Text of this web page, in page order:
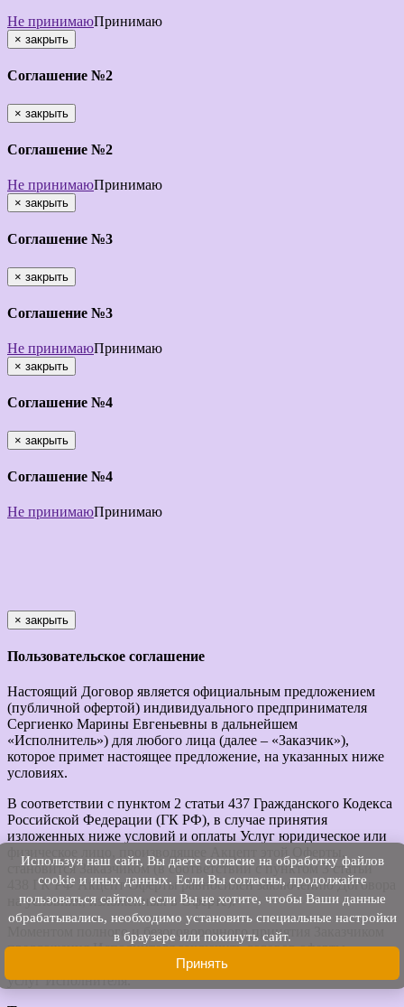
Используя наш cайт, Вы даете согласие на обработку файлов
cookie и иных данных. Если Вы согласны, продолжайте
пользоваться сайтом, если Вы не хотите, чтобы Ваши данные
обрабатывались, необходимо установить специальные настройки
в браузере или покинуть сайт.
Принять
Не принимаюПринимаю
× закрыть
Соглашение №2
× закрыть
Соглашение №2
Не принимаюПринимаю
× закрыть
Соглашение №3
× закрыть
Соглашение №3
Не принимаюПринимаю
× закрыть
Соглашение №4
× закрыть
Соглашение №4
Не принимаюПринимаю
× закрыть
Пользовательское соглашение
Настоящий Договор является официальным предложением
(публичной офертой) индивидуального предпринимателя
Сергиенко Марины Евгеньевны в дальнейшем
«Исполнитель») для любого лица (далее – «Заказчик»),
которое примет настоящее предложение, на указанных ниже
условиях.
В соответствии с пунктом 2 статьи 437 Гражданского Кодекса
Российской Федерации (ГК РФ), в случае принятия
изложенных ниже условий и оплаты Услуг юридическое или
становится Заказчиком (в соответствии с пунктом 3 статьи
438 ГК РФ Акцепт Оферты равносилен заключению Договора
на условиях, изложенных в Оферте).
Моментом полного и безоговорочного принятия Заказчиком
предложения Исполнителя заключить договор оферты
(акцептом оферты) считается факт предоплаты Заказчиком
услуг Исполнителя.